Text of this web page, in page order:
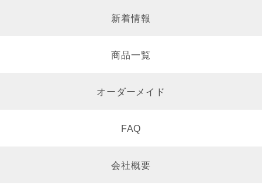
新着情報
商品一覧
オーダーメイド
FAQ
会社概要